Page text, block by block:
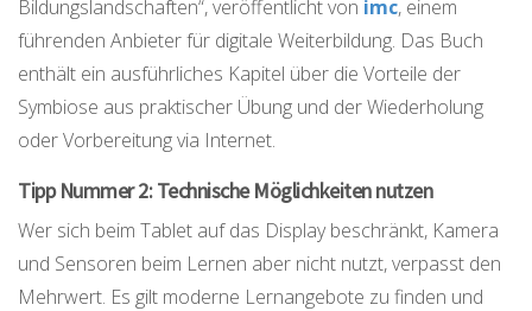
Bildungslandschaften“, veröffentlicht von imc, einem
führenden Anbieter für digitale Weiterbildung. Das Buch
enthält ein ausführliches Kapitel über die Vorteile der
Symbiose aus praktischer Übung und der Wiederholung
oder Vorbereitung via Internet.
Tipp Nummer 2: Technische Möglichkeiten nutzen
Wer sich beim Tablet auf das Display beschränkt, Kamera
und Sensoren beim Lernen aber nicht nutzt, verpasst den
Mehrwert. Es gilt moderne Lernangebote zu finden und